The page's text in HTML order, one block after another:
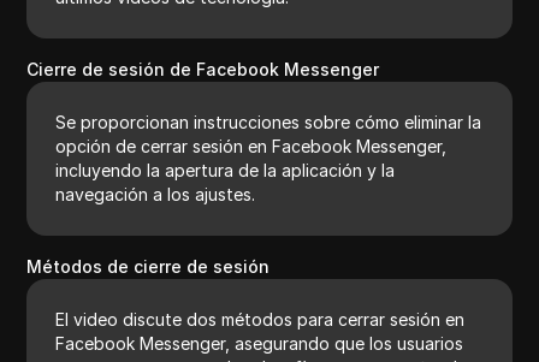
Cierre de sesión de Facebook Messenger
Se proporcionan instrucciones sobre cómo eliminar la
opción de cerrar sesión en Facebook Messenger,
incluyendo la apertura de la aplicación y la
navegación a los ajustes.
Métodos de cierre de sesión
El video discute dos métodos para cerrar sesión en
Facebook Messenger, asegurando que los usuarios